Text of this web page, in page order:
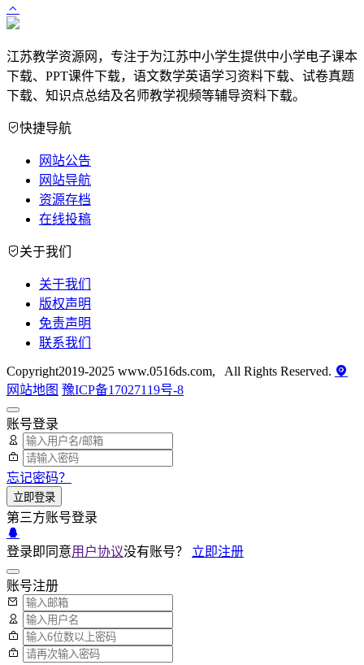
江苏教学资源网，专注于为江苏中小学生提供中小学电子课本
下载、PPT课件下载，语文数学英语学习资料下载、试卷真题
下载、知识点总结及名师教学视频等辅导资料下载。
快捷导航
网站公告
网站导航
资源存档
在线投稿
关于我们
关于我们
版权声明
免责声明
联系我们
Copyright2019-2025 www.0516ds.com, All Rights Reserved.
网站地图 豫ICP备17027119号-8
账号登录
忘记密码？
立即登录
第三方账号登录
登录即同意用户协议没有账号？ 立即注册
账号注册